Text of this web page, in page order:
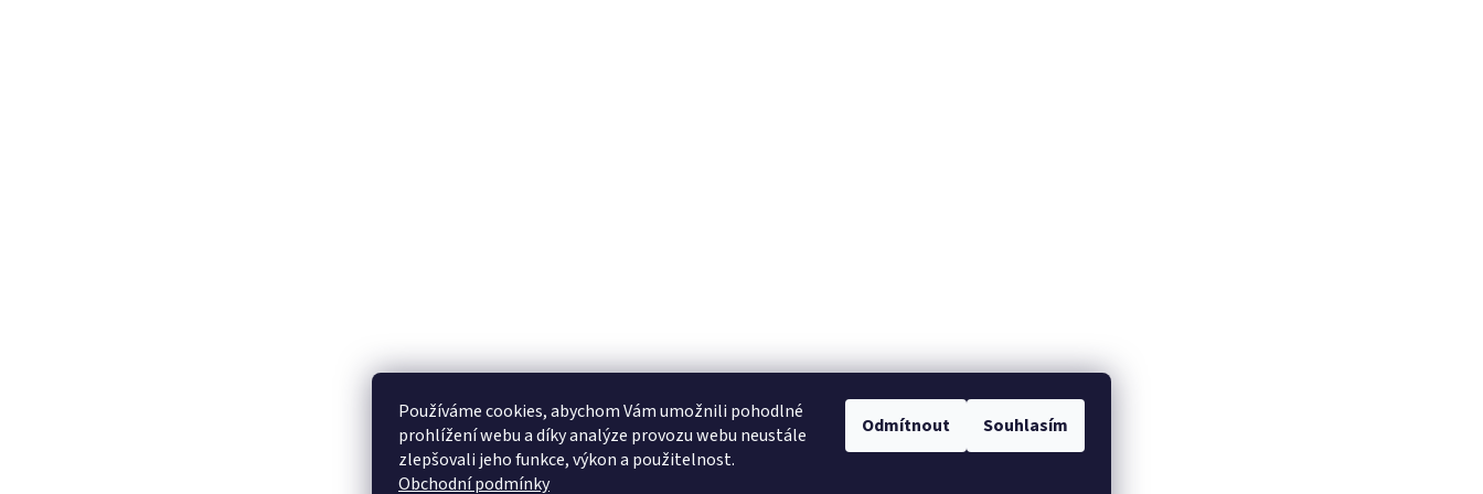
Používáme cookies, abychom Vám umožnili pohodlné
prohlížení webu a díky analýze provozu webu neustále
zlepšovali jeho funkce, výkon a použitelnost.
Obchodní podmínky
Odmítnout Souhlasím